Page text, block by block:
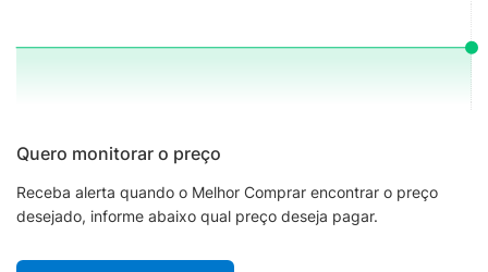
Quero monitorar o preço
Receba alerta quando o Melhor Comprar encontrar o preço
desejado, informe abaixo qual preço deseja pagar.